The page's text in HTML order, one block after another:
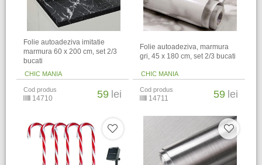
Folie autoadeziva imitatie
marmura 60 x 200 cm, set 2/3
bucati
CHIC MANIA
Cod produs
14710 59 lei
Folie autoadeziva, marmura
gri, 45 x 180 cm, set 2/3 bucati
CHIC MANIA
Cod produs
14711 59 lei